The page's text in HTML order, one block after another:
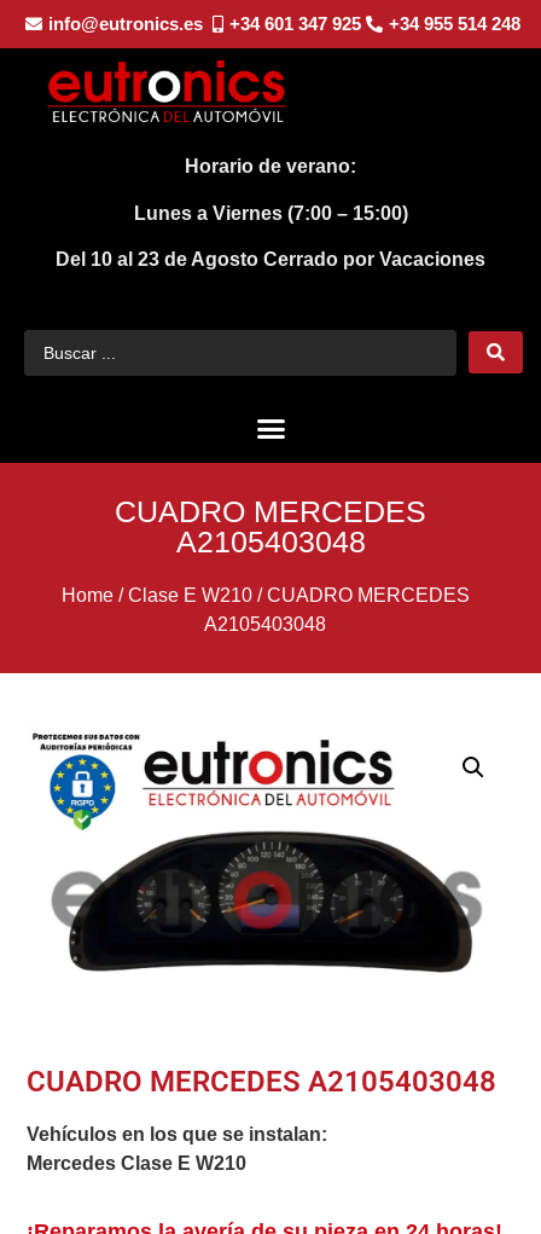
info@eutronics.es +34 601 347 925 +34 955 514 248
Horario de verano:
Lunes a Viernes (7:00 – 15:00)
Del 10 al 23 de Agosto Cerrado por Vacaciones
CUADRO MERCEDES
A2105403048
Home/Clase E W210/CUADRO MERCEDES
A2105403048
CUADRO MERCEDES A2105403048
Vehículos en los que se instalan:
Mercedes Clase E W210